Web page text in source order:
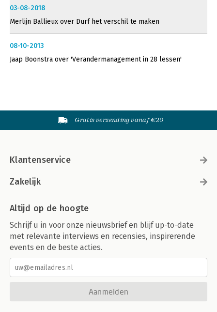
03-08-2018
Merlijn Ballieux over Durf het verschil te maken
08-10-2013
Jaap Boonstra over 'Verandermanagement in 28 lessen'
Gratis verzending vanaf €20
Klantenservice
Zakelijk
Altijd op de hoogte
Schrijf u in voor onze nieuwsbrief en blijf up-to-date
met relevante interviews en recensies, inspirerende
events en de beste acties.
Aanmelden